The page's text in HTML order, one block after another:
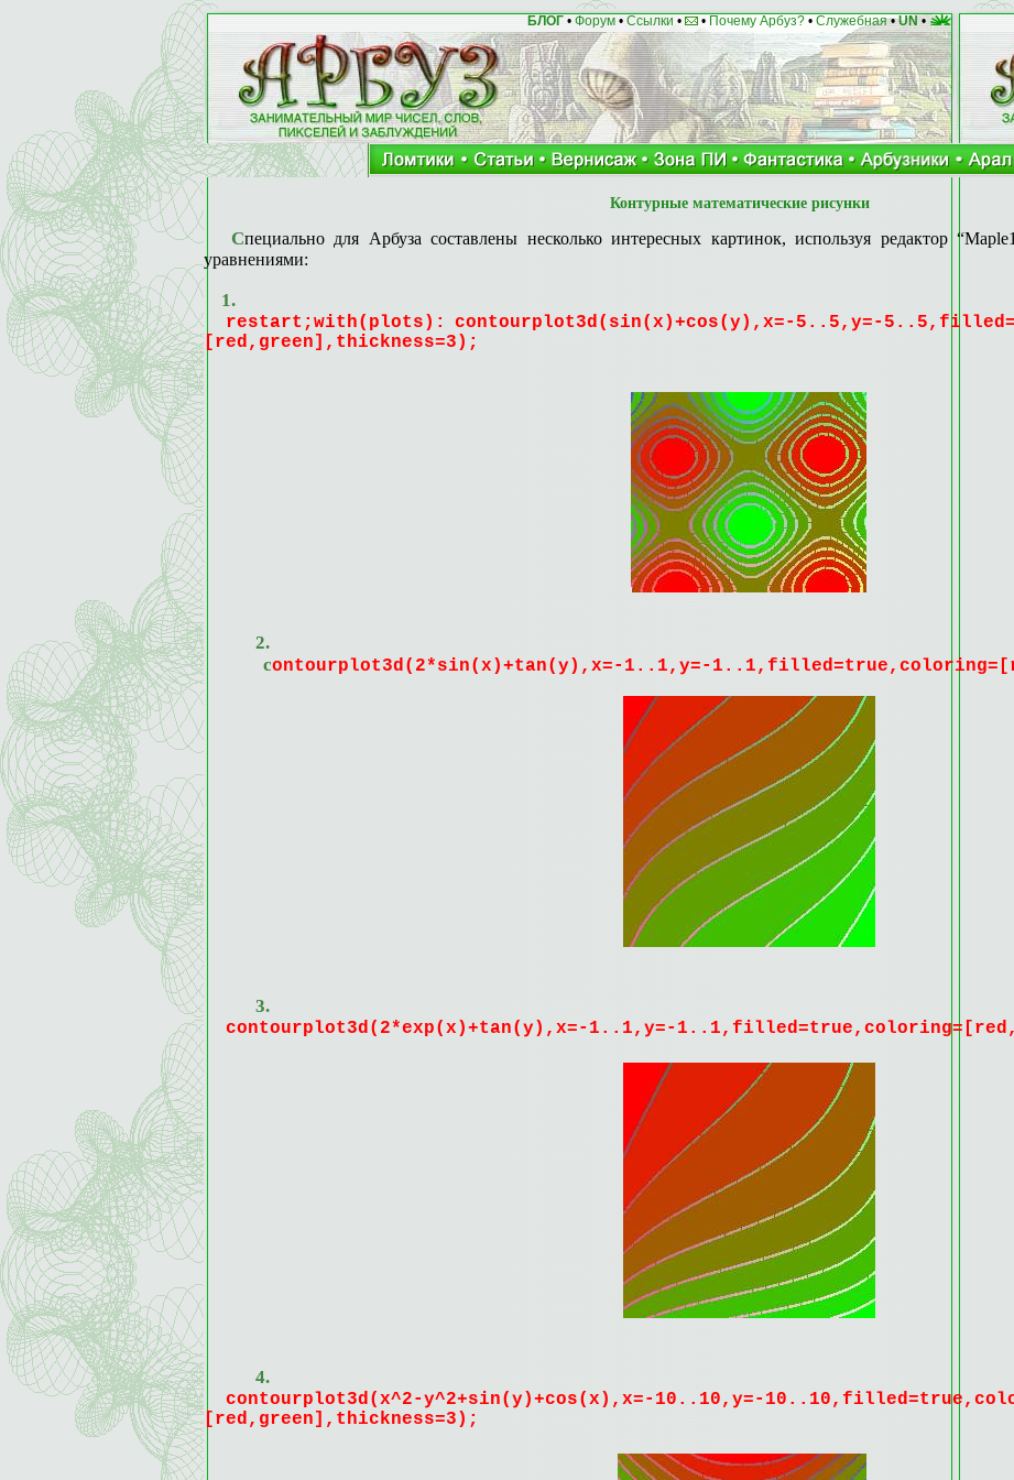
БЛОГ• Форум• Ссылки • • Почему Арбуз?• Служебная•UN•
Контурные математические рисунки
Cпециально для Арбуза составлены несколько интересных картинок, используя редактор “Maple
уравнениями:
1.
restart;with(plots):
contourplot3d(sin(x)+cos(y),x=-5..5,y=-
[red,green],thickness=3);
2.
contourplot3d(2*sin(x)+tan(y),x=-1..1,y=-
3.
contourplot3d(2*exp(x)+tan(y),x=-1..1,y=-
4.
contourplot3d(x^2-y^2+sin(y)+cos(x),x=-10..10,y=-
[red,green],thickness=3);